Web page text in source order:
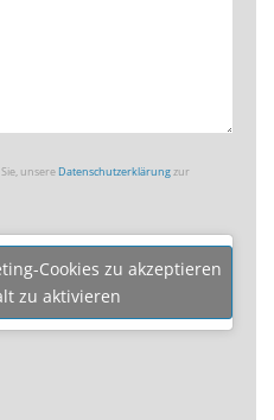
unsereDatenschutzerklärungzur
Cookies zu akzeptieren
zu aktivieren